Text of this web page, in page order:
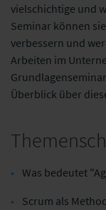
vielschichtige und
Seminar können
verbessern und
Arbeiten im
Überblick über
Was bedeutet
Scrum als